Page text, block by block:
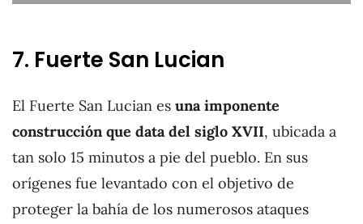
7. Fuerte San Lucian
El Fuerte San Lucian es una imponente
construcción que data del siglo XVII, ubicada a
tan solo 15 minutos a pie del pueblo. En sus
orígenes fue levantado con el objetivo de
proteger la bahía de los numerosos ataques